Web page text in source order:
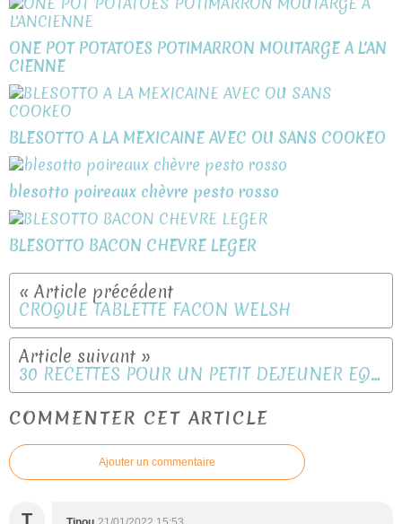
ONE POT POTATOES POTIMARRON MOUTARGE A L'AN
CIENNE
BLESOTTO A LA MEXICAINE AVEC OU SANS COOKEO
blesotto poireaux chèvre pesto rosso
BLESOTTO BACON CHEVRE LEGER
CROQUE TABLETTE FACON WELSH
30 RECETTES POUR UN PETIT DEJEUNER EQUILIBRE
COMMENTER CET ARTICLE
Ajouter un commentaire
T